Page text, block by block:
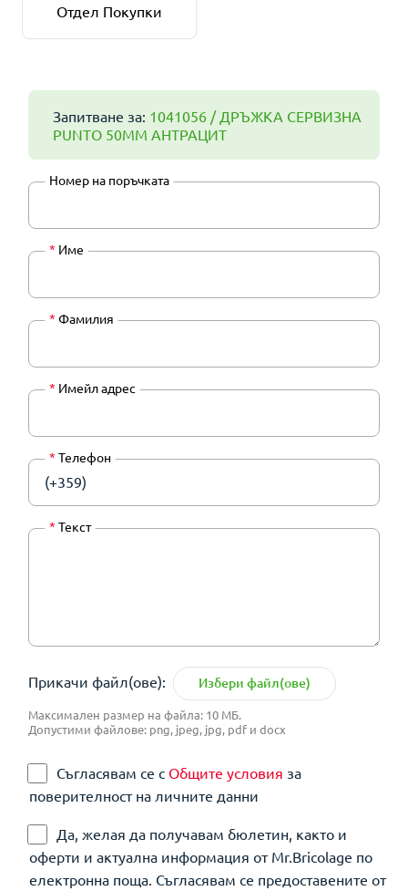
Отдел Покупки
Запитване за: 1041056 / ДРЪЖКА СЕРВИЗНА
PUNTO 50MM АНТРАЦИТ
Номер на поръчката
* Име
* Фамилия
* Имейл адрес
* Телефон
(+359)
* Текст
Прикачи файл(ове): Избери файл(ове)
Максимален размер на файла: 10 МБ.
Допустими файлове: png, jpeg, jpg, pdf и docx
Съгласявам се с Общите условия за
поверителност на личните данни
Да, желая да получавам бюлетин, както и
оферти и актуална информация от Mr.Bricolage по
електронна поща. Съгласявам се предоставените от